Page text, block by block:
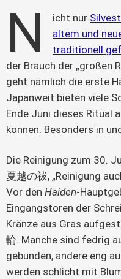
N icht nur
altem und
traditionell
der Brauch der „großen
geht nämlich die erste
Japanweit bieten viele
Ende Juni dieses Ritual
können. Besonders in
Die Reinigung zum 30.
夏越の祓, „Reinigung
Vor den Haiden-
Eingangstoren der
Kränze aus Gras
輪. Manche sind fedrig
gebunden, andere eng
werden schlicht mit